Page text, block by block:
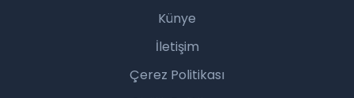
Künye
İletişim
Çerez Politikası